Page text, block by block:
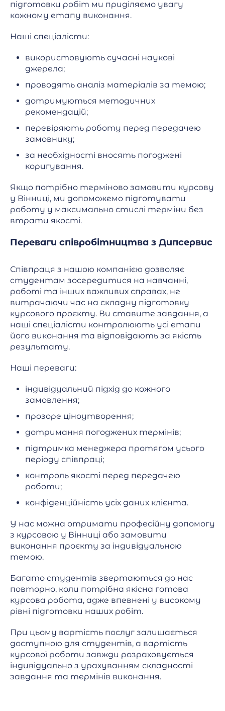
підготовки робіт ми приділяємо увагу
кожному етапу виконання.
Наші спеціалісти:
використовують сучасні наукові
джерела;
проводять аналіз матеріалів за темою;
дотримуються методичних
рекомендацій;
перевіряють роботу перед передачею
замовнику;
за необхідності вносять погоджені
коригування.
Якщо потрібно терміново замовити курсову
у Вінниці, ми допоможемо підготувати
роботу у максимально стислі терміни без
втрати якості.
Переваги співробітництва з Дипсервис
Співпраця з нашою компанією дозволяє
студентам зосередитися на навчанні,
роботі та інших важливих справах, не
витрачаючи час на складну підготовку
курсового проєкту. Ви ставите завдання, а
наші спеціалісти контролюють усі етапи
його виконання та відповідають за якість
результату.
Наші переваги:
індивідуальний підхід до кожного
замовлення;
прозоре ціноутворення;
дотримання погоджених термінів;
підтримка менеджера протягом усього
періоду співпраці;
контроль якості перед передачею
роботи;
конфіденційність усіх даних клієнта.
У нас можна отримати професійну допомогу
з курсовою у Вінниці або замовити
виконання проєкту за індивідуальною
темою.
Багато студентів звертаються до нас
повторно, коли потрібна якісна готова
курсова робота, адже впевнені у високому
рівні підготовки наших робіт.
При цьому вартість послуг залишається
доступною для студентів, а вартість
курсової роботи завжди розраховується
індивідуально з урахуванням складності
завдання та термінів виконання.